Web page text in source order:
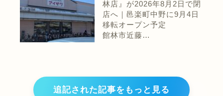
林店』が2026年8月2日で閉
店へ｜邑楽町中野に9月4日
移転オープン予定
館林市近藤…
追記された記事をもっと見る